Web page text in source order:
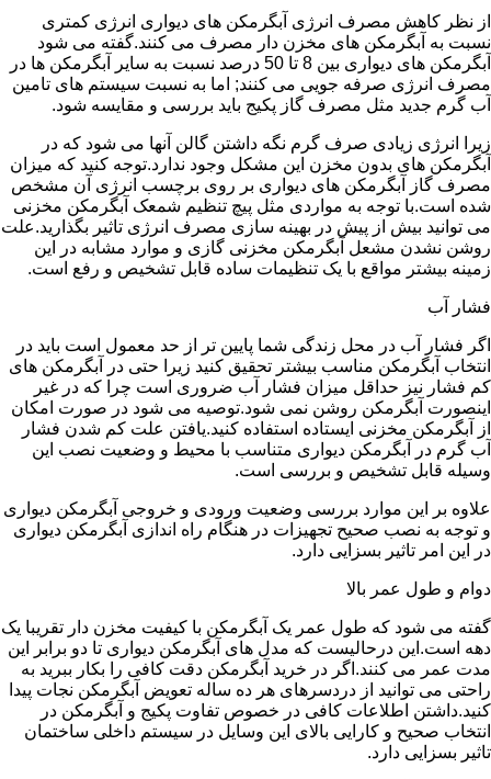
از نظر کاهش مصرف انرژی آبگرمکن های دیواری انرژی کمتری
نسبت به آبگرمکن های مخزن دار مصرف می کنند.گفته می شود
آبگرمکن های دیواری بین 8 تا 50 درصد نسبت به سایر آبگرمکن ها در
مصرف انرژی صرفه جویی می کنند; اما به نسبت سیستم های تامین
آب گرم جدید مثل مصرف گاز پکیج باید بررسی و مقایسه شود.
زیرا انرژی زیادی صرف گرم نگه داشتن گالن آنها می شود که در
آبگرمکن های بدون مخزن این مشکل وجود ندارد.توجه کنید که میزان
مصرف گاز آبگرمکن های دیواری بر روی برچسب انرژی آن مشخص
شده است.با توجه به مواردی مثل پیچ تنظیم شمعک آبگرمکن مخزنی
می توانید بیش از پیش در بهینه سازی مصرف انرژی تاثیر بگذارید.علت
روشن نشدن مشعل آبگرمکن مخزنی گازی و موارد مشابه در این
زمینه بیشتر مواقع با یک تنظیمات ساده قابل تشخیص و رفع است.
فشار آب
اگر فشار آب در محل زندگی شما پایین تر از حد معمول است باید در
انتخاب آبگرمکن مناسب بیشتر تحقیق کنید زیرا حتی در آبگرمکن های
کم فشار نیز حداقل میزان فشار آب ضروری است چرا که در غیر
اینصورت آبگرمکن روشن نمی شود.توصیه می شود در صورت امکان
از آبگرمکن مخزنی ایستاده استفاده کنید.یافتن علت کم شدن فشار
آب گرم در آبگرمکن دیواری متناسب با محیط و وضعیت نصب این
وسیله قابل تشخیص و بررسی است.
علاوه بر این موارد بررسی وضعیت ورودی و خروجی آبگرمکن دیواری
و توجه به نصب صحیح تجهیزات در هنگام راه اندازی آبگرمکن دیواری
در این امر تاثیر بسزایی دارد.
دوام و طول عمر بالا
گفته می شود که طول عمر یک آبگرمکن با کیفیت مخزن دار تقریبا یک
دهه است.این درحالیست که مدل های آبگرمکن دیواری تا دو برابر این
مدت عمر می کنند.اگر در خرید آبگرمکن دقت کافی را بکار ببرید به
راحتی می توانید از دردسرهای هر ده ساله تعویض آبگرمکن نجات پیدا
کنید.داشتن اطلاعات کافی در خصوص تفاوت پکیج و آبگرمکن در
انتخاب صحیح و کارایی بالای این وسایل در سیستم داخلی ساختمان
تاثیر بسزایی دارد.